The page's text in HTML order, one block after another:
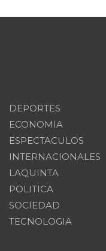
DEPORTES
ECONOMIA
ESPECTACULOS
INTERNACIONALES
LAQUINTA
POLITICA
SOCIEDAD
TECNOLOGIA